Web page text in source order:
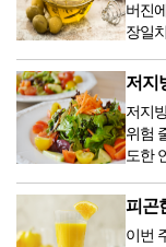
버진
장일
저지
저지
위험
도한
피곤
이번